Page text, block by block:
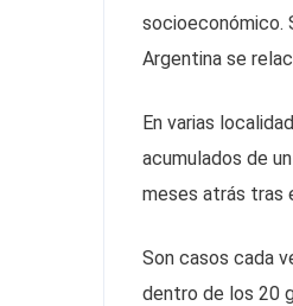
socioeconómico.
Argentina se
En varias
acumulados de
meses atrás tras
Son casos cada
dentro de los 20